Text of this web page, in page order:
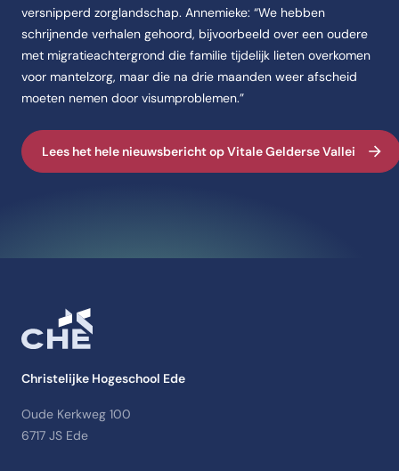
versnipperd zorglandschap. Annemieke: “We hebben
schrijnende verhalen gehoord, bijvoorbeeld over een oudere
met migratieachtergrond die familie tijdelijk lieten overkomen
voor mantelzorg, maar die na drie maanden weer afscheid
moeten nemen door visumproblemen.”
Lees het hele nieuwsbericht op Vitale Gelderse Vallei
Christelijke Hogeschool Ede
Oude Kerkweg 100
6717 JS Ede